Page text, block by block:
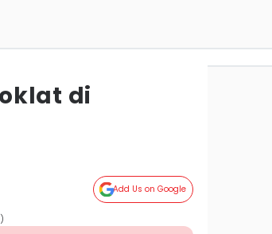
di
Add Us on Google